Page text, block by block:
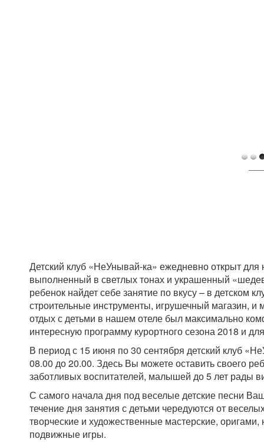
Детский клуб «НеУнывай-ка» ежедневно открыт
выполненный в светлых тонах и украшенный
ребенок найдет себе занятие по вкусу – в детском
строительные инструменты, игрушечный магазин,
отдых с детьми в нашем отеле был максимально
интересную программу курортного сезона 2018 и
В период с 15 июня по 30 сентября детский клуб
08.00 до 20.00. Здесь Вы можете оставить своего
заботливых воспитателей, малышей до 5 лет рады
С самого начала дня под веселые детские песни
течение дня занятия с детьми чередуются от
творческие и художественные мастерские,
подвижные игры.